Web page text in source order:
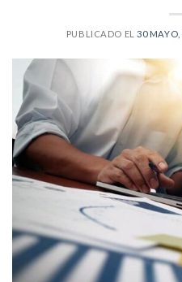
PUBLICADO EL30 MAYO,